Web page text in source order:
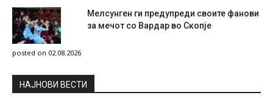
Мелсунген ги предупреди своите фанови
за мечот со Вардар во Скопје
posted on 02.08.2026
НAЈНОВИ ВЕСТИ